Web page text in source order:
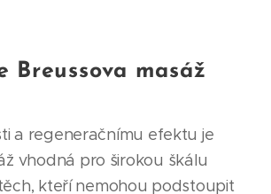
Breussova masáž
a regeneračnímu efektu je
vhodná pro širokou škálu
kteří nemohou podstoupit